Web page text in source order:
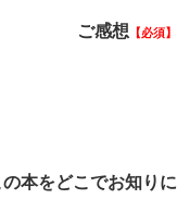
ご感想 必須
の本をどこでお知りに